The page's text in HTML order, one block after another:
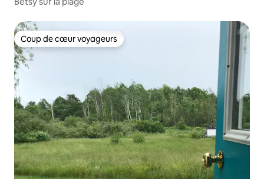
Coup de cœur voyageurs
Coup de cœur voyageurs